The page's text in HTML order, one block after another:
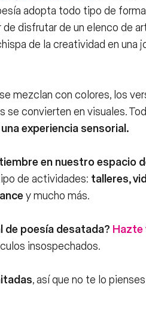
adopta todo tipo de
disfrutar de un elenco de
de la creatividad en una
mezclan con colores, los
se convierten en visuales.
experiencia sensorial.
en nuestro espacio
de actividades: talleres,
y mucho más.
poesía desatada? Hazte
insospechados.
, así que no te lo